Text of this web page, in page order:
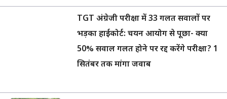
TGT अंग्रेजी परीक्षा में 33 गलत सवालों पर
भड़का हाईकोर्ट: चयन आयोग से पूछा- क्या
50% सवाल गलत होने पर रद्द करेंगे परीक्षा? 1
सितंबर तक मांगा जवाब